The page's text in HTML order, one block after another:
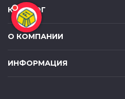
КАТАЛОГ
О КОМПАНИИ
ИНФОРМАЦИЯ